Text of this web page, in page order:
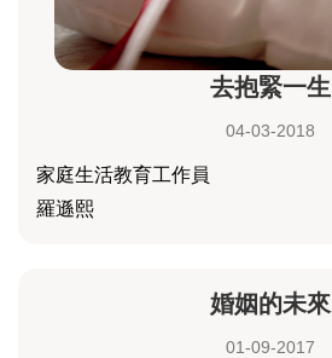
去抱緊一生
04-03-2018
家庭生活教育工作員
羅遜熙
婚姻的未來
01-09-2017